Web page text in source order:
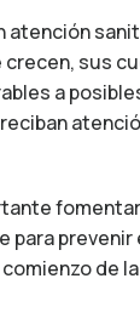
atención
sus
a
para
de